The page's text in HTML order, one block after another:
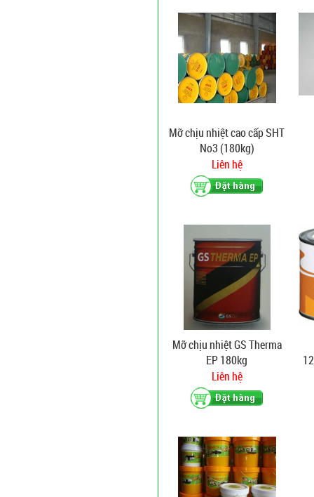
Mỡ chịu nhiệt cao cấp SHT
No3 (180kg)
Liên hệ
Mỡ chịu nhiệt GS Therma
EP 180kg
Liên hệ